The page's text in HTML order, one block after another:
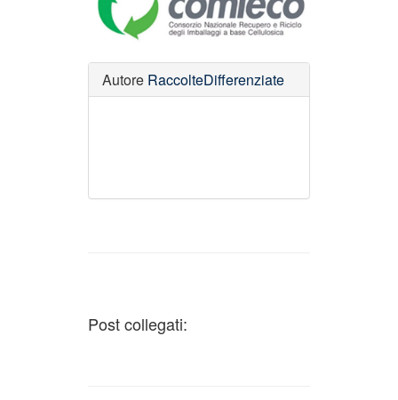
Autore RaccolteDifferenziate
Post collegati: